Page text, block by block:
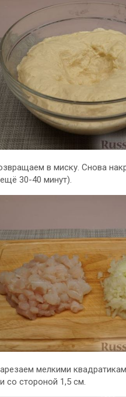
в миску. Снова
30-40 минут).
мелкими
со стороной 1,5 см.